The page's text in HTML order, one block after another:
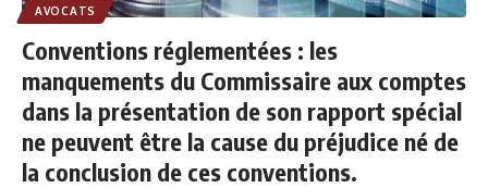
AVOCATS
Conventions réglementées : les
manquements du Commissaire aux comptes
dans la présentation de son rapport spécial
ne peuvent être la cause du préjudice né de
la conclusion de ces conventions.